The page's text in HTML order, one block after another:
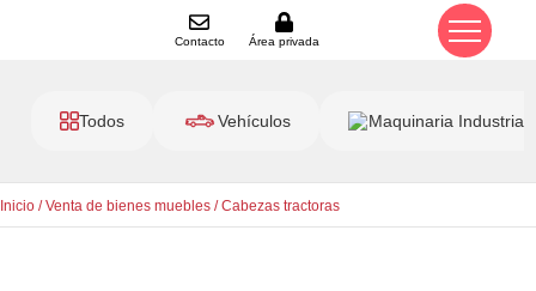
Contacto Área privada
Todos Vehículos Maquinaria Industrial
Inicio /Venta de bienes muebles /Cabezas tractoras